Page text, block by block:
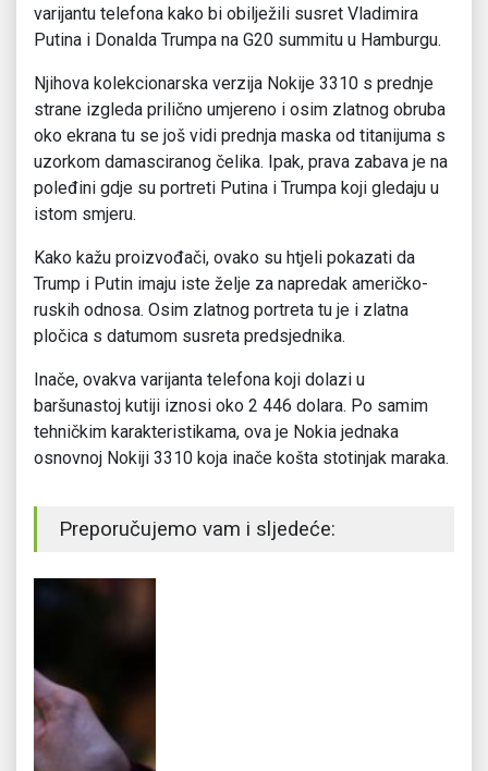
varijantu telefona kako bi obilježili susret Vladimira
Putina i Donalda Trumpa na G20 summitu u Hamburgu.
Njihova kolekcionarska verzija Nokije 3310 s prednje
strane izgleda prilično umjereno i osim zlatnog obruba
oko ekrana tu se još vidi prednja maska od titanijuma s
uzorkom damasciranog čelika. Ipak, prava zabava je na
poleđini gdje su portreti Putina i Trumpa koji gledaju u
istom smjeru.
Kako kažu proizvođači, ovako su htjeli pokazati da
Trump i Putin imaju iste želje za napredak američko-
ruskih odnosa. Osim zlatnog portreta tu je i zlatna
pločica s datumom susreta predsjednika.
Inače, ovakva varijanta telefona koji dolazi u
baršunastoj kutiji iznosi oko 2 446 dolara. Po samim
tehničkim karakteristikama, ova je Nokia jednaka
osnovnoj Nokiji 3310 koja inače košta stotinjak maraka.
Preporučujemo vam i sljedeće: